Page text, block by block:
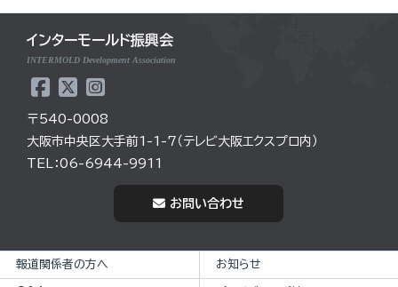
インターモールド振興会
INTERMOLD Development Association
〒540-0008
大阪市中央区大手前1-1-7（テレビ大阪エクスプロ内）
TEL：06-6944-9911
お問い合わせ
報道関係者の方へ お知らせ